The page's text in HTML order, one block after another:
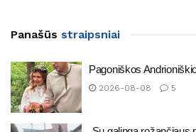
Panašūs straipsniai
Pagoniškos
2026-08-08 5